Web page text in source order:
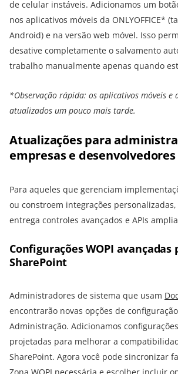
de celular instáveis. Adicionamos um
nos aplicativos móveis da ONLYOFFICE*
Android) e na versão web móvel. Isso
desative completamente o salvamento
trabalho manualmente apenas quando
*Observação rápida: os aplicativos móveis e
atualizados um pouco mais tarde.
Atualizações para
empresas e desenvolvedores
Para aqueles que gerenciam
ou constroem integrações personalizadas,
entrega controles avançados e APIs
Configurações WOPI avançadas
SharePoint
Administradores de sistema que usam
encontrarão novas opções de
Administração. Adicionamos
projetadas para melhorar a
SharePoint. Agora você pode sincronizar